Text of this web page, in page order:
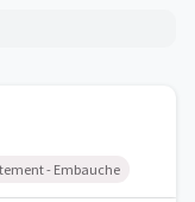
- Embauche